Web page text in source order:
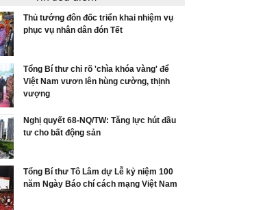
Thủ tướng đôn đốc triển khai nhiệm vụ
phục vụ nhân dân đón Tết
Tổng Bí thư chỉ rõ 'chìa khóa vàng' để
Việt Nam vươn lên hùng cường, thịnh
vượng
Nghị quyết 68-NQ/TW: Tăng lực hút đầu
tư cho bất động sản
Tổng Bí thư Tô Lâm dự Lễ kỷ niệm 100
năm Ngày Báo chí cách mạng Việt Nam